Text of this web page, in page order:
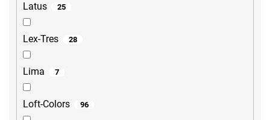
Latus 25
Lex-Tres 28
Lima 7
Loft-Colors 96